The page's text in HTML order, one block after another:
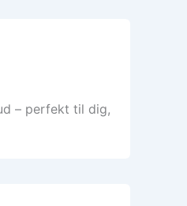
– perfekt til dig,